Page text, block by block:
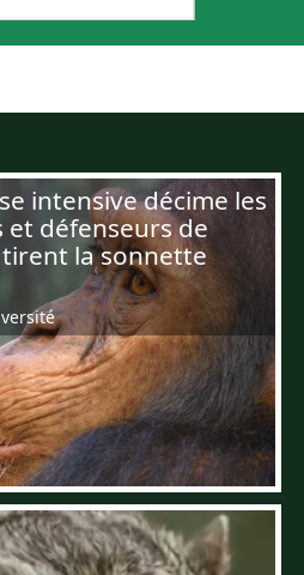
intensive décime les
défenseurs de
la sonnette